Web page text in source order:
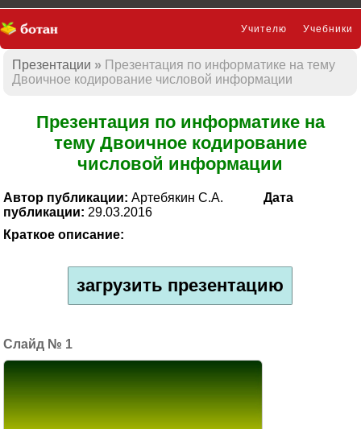
Учебники
Учителю
Презентации
Презентации
Презентация по информатике на тему
Двоичное кодирование числовой информации
Презентация по информатике на
тему Двоичное кодирование
числовой информации
Автор публикации: Артебякин С.А.
Дата
публикации: 29.03.2016
Краткое описание:
загрузить презентацию
1